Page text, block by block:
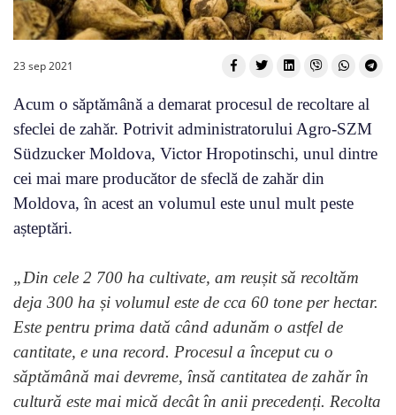
23 sep 2021
Acum o săptămână a demarat procesul de recoltare al
sfeclei de zahăr. Potrivit administratorului Agro-SZM
Südzucker Moldova, Victor Hropotinschi, unul dintre
cei mai mare producător de sfeclă de zahăr din
Moldova, în acest an volumul este unul mult peste
așteptări.
„Din cele 2 700 ha cultivate, am reușit să recoltăm
deja 300 ha și volumul este de cca 60 tone per hectar.
Este pentru prima dată când adunăm o astfel de
cantitate, e una record. Procesul a început cu o
săptămână mai devreme, însă cantitatea de zahăr în
cultură este mai mică decât în anii precedenți. Recolta